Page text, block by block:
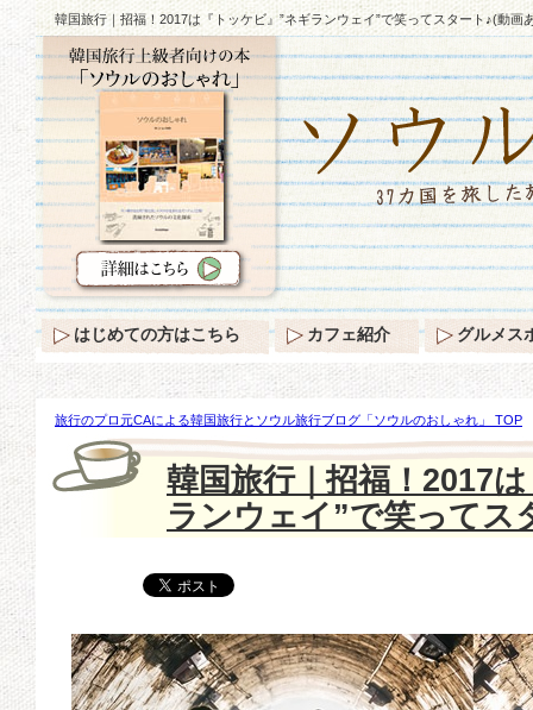
韓国旅行｜招福！2017は『トッケビ』”ネギランウェイ”で笑ってスタート♪(動画
旅行のプロ元CAによる韓国旅行とソウル旅行ブログ「ソウルのおしゃれ」 TOP
福！2017は『トッケビ』”ネギランウェイ”で笑ってスタート♪(動画あり)
韓国旅行｜招福！2017
ランウェイ”で笑ってス
はじめての方はこちら カフェ紹介 グルメス